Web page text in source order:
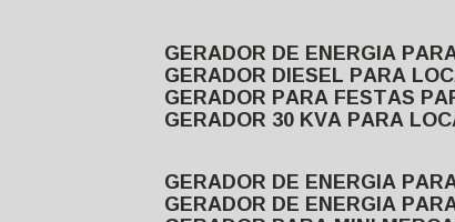
GERADOR DE ENERGIA
GERADOR DIESEL PARA
GERADOR PARA FESTAS
GERADOR 30 KVA PARA
GERADOR DE ENERGIA
GERADOR DE ENERGIA